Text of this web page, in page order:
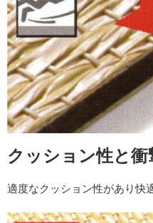
クッション性と衝
適度なクッション性があり快